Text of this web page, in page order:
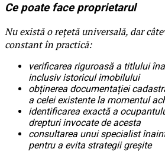
Ce poate face proprietarul
Nu există o rețetă universală, dar
constant în practică:
verificarea riguroasă a titlului
inclusiv istoricul imobilului
obținerea documentației
a celei existente la momentul
identificarea exactă a
drepturi invocate de acesta
consultarea unui specialist
pentru a evita strategii greșite